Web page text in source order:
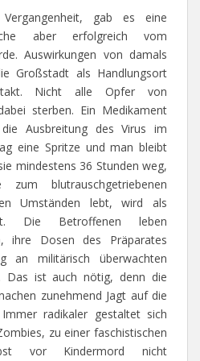
gab es eine
aber erfolgreich vom
Auswirkungen von damals
Großstadt als Handlungsort
Nicht alle Opfer von
sterben. Ein Medikament
Ausbreitung des Virus im
eine Spritze und man bleibt
mindestens 36 Stunden weg,
blutrauschgetriebenen
Umständen lebt, wird als
Die Betroffenen leben
ihre Dosen des Präparates
an militärisch überwachten
Das ist auch nötig, denn die
zunehmend Jagt auf die
radikaler gestaltet sich
zu einer faschistischen
vor Kindermord nicht